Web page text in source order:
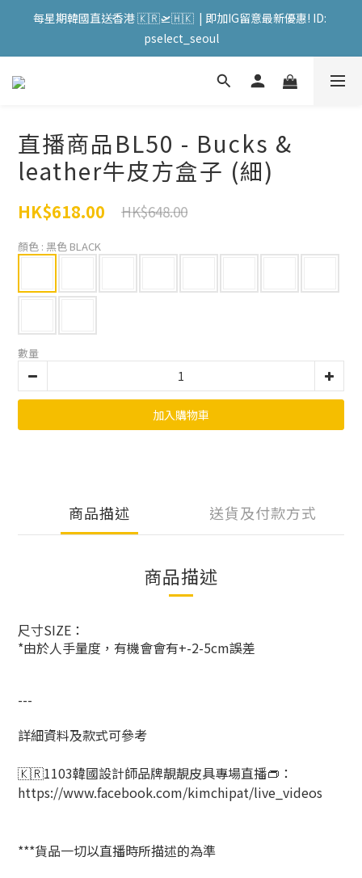
會員購物滿HKD599寄送 順豐站 / 順便智能櫃 免運費! (果汁/韓國
被/直播商品除外) | FACEBOOK: PATC遊走泡菜國
每星期韓國直送香港 🇰🇷🛫🇭🇰  | 即加IG留意最新優惠! ID:
pselect_seoul
會員購物滿HKD599寄送 順豐站 / 順便智能櫃 免運費! (果汁/韓國
直播商品BL50 - Bucks &
leather牛皮方盒子 (細)
HK$618.00 HK$648.00
顏色 : 黑色 BLACK
數量
加入購物車
商品描述 送貨及付款方式
商品描述
尺寸SIZE：
*由於人手量度，有機會會有+-2-5cm誤差
---
詳細資料及款式可參考
🇰🇷1103韓國設計師品牌靚靚皮具專場直播👝：
https://www.facebook.com/kimchipat/live_videos
***貨品一切以直播時所描述的為準